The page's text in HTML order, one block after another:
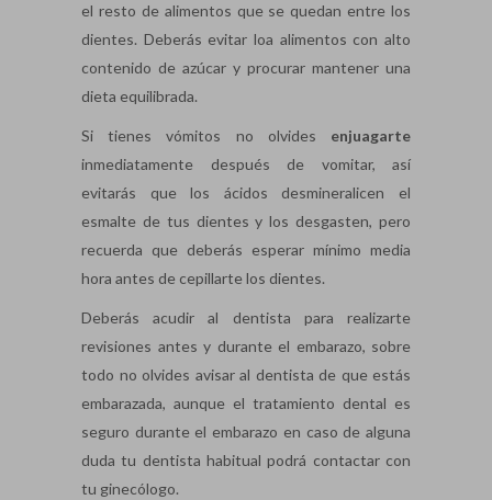
el resto de alimentos que se quedan entre los
dientes. Deberás evitar loa alimentos con alto
contenido de azúcar y procurar mantener una
dieta equilibrada.
Si tienes vómitos no olvides enjuagarte
inmediatamente después de vomitar, así
evitarás que los ácidos desmineralicen el
esmalte de tus dientes y los desgasten, pero
recuerda que deberás esperar mínimo media
hora antes de cepillarte los dientes.
Deberás acudir al dentista para realizarte
revisiones antes y durante el embarazo, sobre
todo no olvides avisar al dentista de que estás
embarazada, aunque el tratamiento dental es
seguro durante el embarazo en caso de alguna
duda tu dentista habitual podrá contactar con
tu ginecólogo.